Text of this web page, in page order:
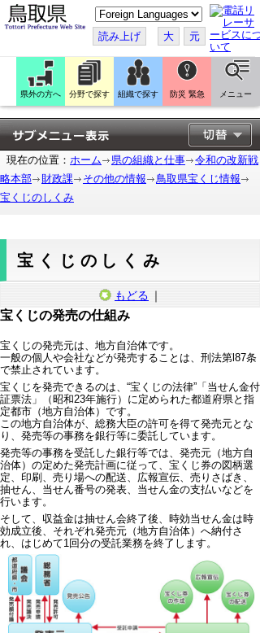
こ
の
ペ
ー
ジ
翻
訳
す
る
読み上げ 大 元
県外の方へ 分野で探す 組織で探す 防災 緊急 メニュー
現在の位置： ホーム 県の組織と仕事
令和の改新戦
略本部
財政課 その他の情報
鳥取県宝くじ情報
宝くじのしくみ
宝くじのしくみ
もどる ｜
宝くじの発売の仕組み
宝くじの発売元は、地方自治体です。
一般の個人や会社などが発売することは、刑法第l87条
で禁止されています。
宝くじを発売できるのは、“宝くじの法律”「当せん金付
証票法」（昭和23年施行）に定められた都道府県と指
定都市（地方自治体）です。
この地方自治体が、総務大臣の許可を得て発売元とな
り、発売等の事務を銀行等に委託しています。
発売等の事務を受託した銀行等では、発売元（地方自
治体）の定めた発売計画に従って、宝くじ券の図柄選
定、印刷、売り場への配送、広報宣伝、売りさばき、
抽せん、当せん番号の発表、当せん金の支払いなどを
行います。
そして、収益金は抽せん会終了後、時効当せん金は時
効成立後、それぞれ発売元（地方自治体）へ納付さ
れ、はじめて1回分の受託業務を終了します。